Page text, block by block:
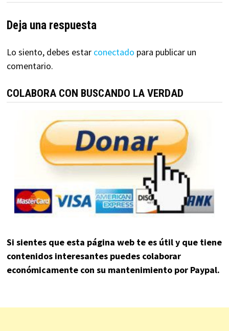
Deja una respuesta
Lo siento, debes estar conectado para publicar un
comentario.
COLABORA CON BUSCANDO LA VERDAD
Si sientes que esta página web te es útil y que tiene
contenidos interesantes puedes colaborar
económicamente con su mantenimiento por Paypal.